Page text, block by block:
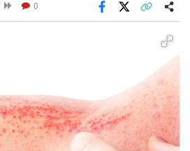
0
Facebook